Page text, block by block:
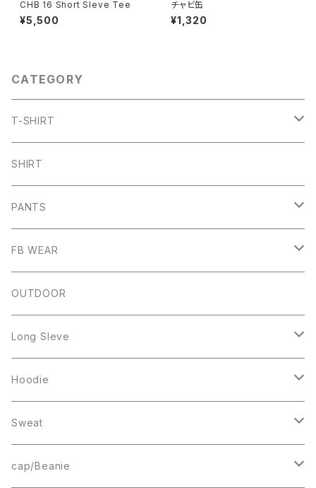
CHB 16 Short Sleve Tee
¥5,500
チャビ缶
¥1,320
CATEGORY
T-SHIRT
ARCH
CHB
HW
IZUTAMA
SHIRT
PANTS
SHORT PANTS
NY PANTS
FB WEAR
Raglan Tee
Mesh Tanktop
Sweat
Fleece
Smock
OUTDOOR
Long Sleve
Square Logo
1st ARCH
cheer
Hoodie
College Logo
Square Logo
Sweat
College Logo
cap/Beanie